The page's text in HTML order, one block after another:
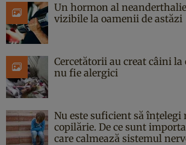
Un hormon al
vizibile la oamenii de astăzi
Cercetătorii au creat câini la
nu fie alergici
Nu este suficient să înțelegi
copilărie. De ce sunt
care calmează sistemul